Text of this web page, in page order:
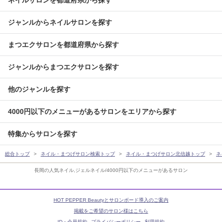
長岡の人気ネイル,ジェルネイル/4000円以下のメニューがあるサロン
ジャンルからネイルサロンを探す
まつエクサロンを都道府県から探す
ジャンルからまつエクサロンを探す
他のジャンルを探す
4000円以下のメニューがあるサロンをエリアから探す
特集からサロンを探す
総合トップ ネイル・まつげサロン検索トップ ネイル・まつげサロン北信越トップ
HOT PEPPER Beautyとサロンボード導入のご案内
掲載をご希望のサロン様はこちら